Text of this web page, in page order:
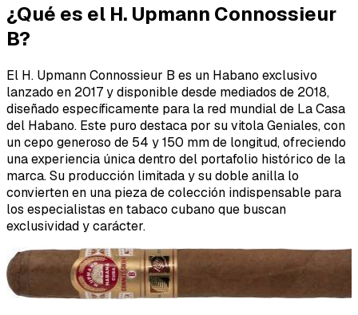
¿Qué es el H. Upmann Connossieur
B?
El H. Upmann Connossieur B es un Habano exclusivo
lanzado en 2017 y disponible desde mediados de 2018,
diseñado específicamente para la red mundial de La Casa
del Habano. Este puro destaca por su vitola Geniales, con
un cepo generoso de 54 y 150 mm de longitud, ofreciendo
una experiencia única dentro del portafolio histórico de la
marca. Su producción limitada y su doble anilla lo
convierten en una pieza de colección indispensable para
los especialistas en tabaco cubano que buscan
exclusividad y carácter.